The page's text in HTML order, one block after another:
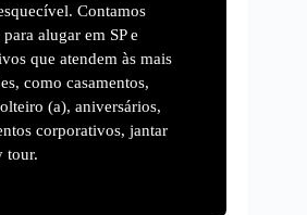
Contamos
alugar em SP e
que atendem às mais
como casamentos,
(a), aniversários,
corporativos, jantar
tour.